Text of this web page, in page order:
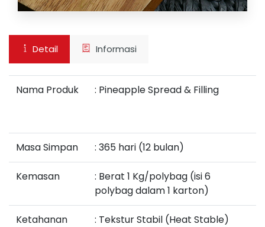
Detail Informasi
Nama Produk : Pineapple Spread & Filling
Masa Simpan : 365 hari (12 bulan)
Kemasan
: Berat 1 Kg/polybag (isi 6
polybag dalam 1 karton)
Ketahanan : Tekstur Stabil (Heat Stable)